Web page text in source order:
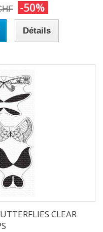
-50%
Détails
CLEAR